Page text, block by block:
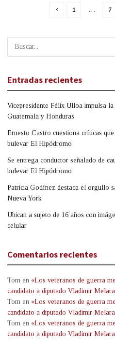
1 … 7
Entradas recientes
Vicepresidente Félix Ulloa impulsa
Guatemala y Honduras
Ernesto Castro cuestiona críticas
bulevar El Hipódromo
Se entrega conductor señalado de
bulevar El Hipódromo
Patricia Godínez destaca el orgullo
Nueva York
Ubican a sujeto de 16 años con
celular
Comentarios recientes
Tom en «Los veteranos de guerra
candidato a diputado Vladimir Melara
Tom en «Los veteranos de guerra
candidato a diputado Vladimir Melara
Tom en «Los veteranos de guerra
candidato a diputado Vladimir Melara